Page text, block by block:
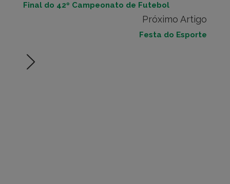
Final do 42º Campeonato de Futebol
Próximo Artigo
Festa do Esporte